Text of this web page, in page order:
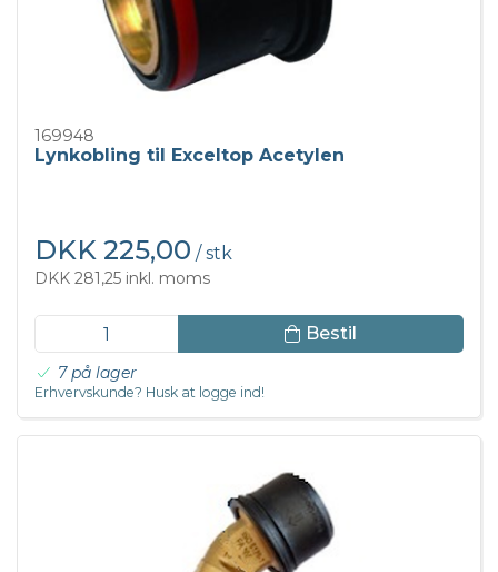
169948
Lynkobling til Exceltop Acetylen
DKK 225,00 / stk
DKK 281,25 inkl. moms
Bestil
7 på lager
Erhvervskunde? Husk at logge ind!